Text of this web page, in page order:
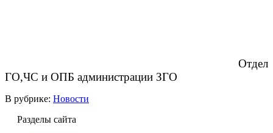
Отдел
ГО,ЧС и ОПБ администрации ЗГО
В рубрике: Новости
Разделы сайта